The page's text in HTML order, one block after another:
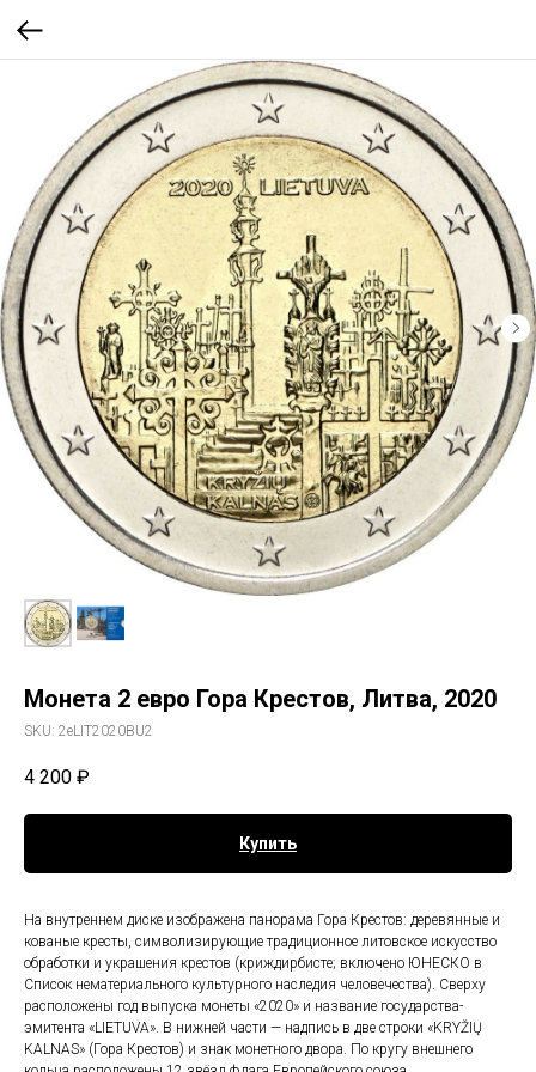
Монета 2 евро Гора Крестов, Литва, 2020
SKU: 2eLIT2020BU2
4 200 ₽
Купить
На внутреннем диске изображена панорама Гора Крестов: деревянные и
кованые кресты, символизирующие традиционное литовское искусство
обработки и украшения крестов (криждирбисте; включено ЮНЕСКО в
Список нематериального культурного наследия человечества). Сверху
расположены год выпуска монеты «2020» и название государства-
эмитента «LIETUVA». В нижней части — надпись в две строки «KRYŽIŲ
KALNAS» (Гора Крестов) и знак монетного двора. По кругу внешнего